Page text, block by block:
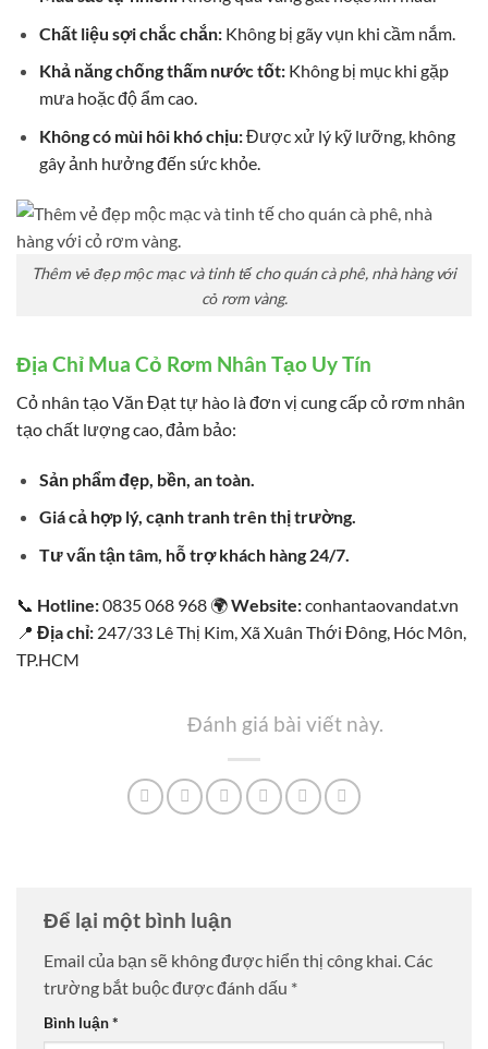
Chất liệu sợi chắc chắn:Không bị gãy vụn khi cầm nắm.
Khả năng chống thấm nước tốt:Không bị mục khi gặp
mưa hoặc độ ẩm cao.
Không có mùi hôi khó chịu:Được xử lý kỹ lưỡng, không
gây ảnh hưởng đến sức khỏe.
Thêm vẻ đẹp mộc mạc và tinh tế cho quán cà phê, nhà hàng với
cỏ rơm vàng.
Địa Chỉ Mua Cỏ Rơm Nhân Tạo Uy Tín
Cỏ nhân tạo Văn Đạt tự hào là đơn vị cung cấp cỏ rơm nhân
tạo chất lượng cao, đảm bảo:
Sản phẩm đẹp, bền, an toàn.
Giá cả hợp lý, cạnh tranh trên thị trường.
Tư vấn tận tâm, hỗ trợ khách hàng 24/7.
📞 Hotline:0835 068 968 🌍Website:conhantaovandat.vn
📍 Địa chỉ: 247/33 Lê Thị Kim, Xã Xuân Thới Đông, Hóc Môn,
TP.HCM
Đánh giá bài viết này.
Để lại một bình luận
Email của bạn sẽ không được hiển thị công khai.Các
trường bắt buộc được đánh dấu *
Bình luận*